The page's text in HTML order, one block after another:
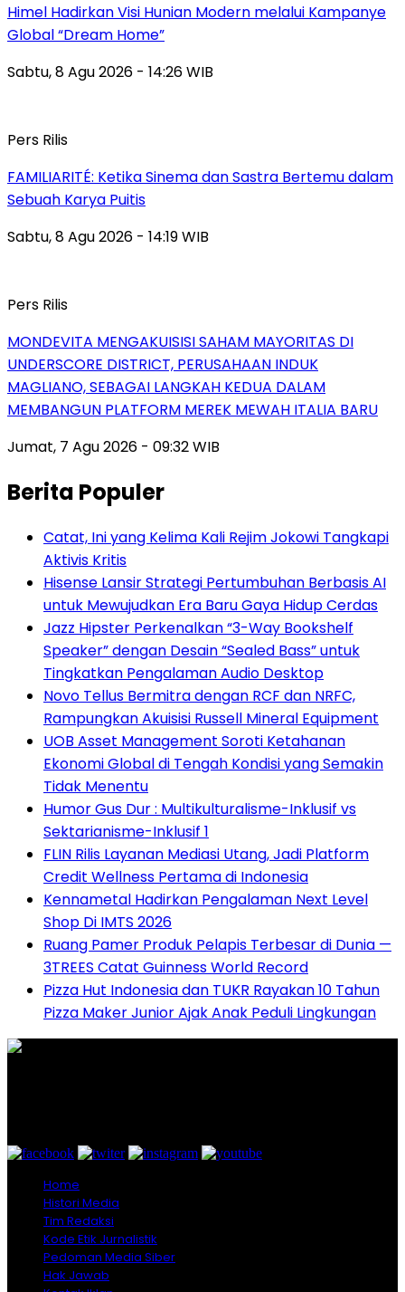
Himel Hadirkan Visi Hunian Modern melalui Kampanye
Global “Dream Home”
Sabtu, 8 Agu 2026 - 14:26 WIB
Pers Rilis
FAMILIARITÉ: Ketika Sinema dan Sastra Bertemu dalam
Sebuah Karya Puitis
Sabtu, 8 Agu 2026 - 14:19 WIB
Pers Rilis
MONDEVITA MENGAKUISISI SAHAM MAYORITAS DI
UNDERSCORE DISTRICT, PERUSAHAAN INDUK
MAGLIANO, SEBAGAI LANGKAH KEDUA DALAM
MEMBANGUN PLATFORM MEREK MEWAH ITALIA BARU
Jumat, 7 Agu 2026 - 09:32 WIB
Berita Populer
Catat, Ini yang Kelima Kali Rejim Jokowi Tangkapi
Aktivis Kritis
Hisense Lansir Strategi Pertumbuhan Berbasis AI
untuk Mewujudkan Era Baru Gaya Hidup Cerdas
Jazz Hipster Perkenalkan “3-Way Bookshelf
Speaker” dengan Desain “Sealed Bass” untuk
Tingkatkan Pengalaman Audio Desktop
Novo Tellus Bermitra dengan RCF dan NRFC,
Rampungkan Akuisisi Russell Mineral Equipment
UOB Asset Management Soroti Ketahanan
Ekonomi Global di Tengah Kondisi yang Semakin
Tidak Menentu
Humor Gus Dur : Multikulturalisme-Inklusif vs
Sektarianisme-Inklusif 1
FLIN Rilis Layanan Mediasi Utang, Jadi Platform
Credit Wellness Pertama di Indonesia
Kennametal Hadirkan Pengalaman Next Level
Shop Di IMTS 2026
Ruang Pamer Produk Pelapis Terbesar di Dunia —
3TREES Catat Guinness World Record
Pizza Hut Indonesia dan TUKR Rayakan 10 Tahun
Pizza Maker Junior Ajak Anak Peduli Lingkungan
Home
Histori Media
Tim Redaksi
Kode Etik Jurnalistik
Pedoman Media Siber
Hak Jawab